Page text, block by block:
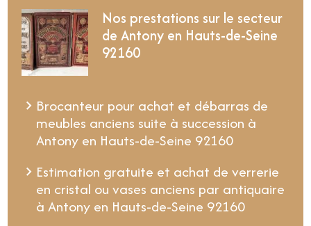
Nos prestations sur le secteur
de Antony en Hauts-de-Seine
92160
Brocanteur pour achat et débarras de
meubles anciens suite à succession à
Antony en Hauts-de-Seine 92160
Estimation gratuite et achat de verrerie
en cristal ou vases anciens par antiquaire
à Antony en Hauts-de-Seine 92160